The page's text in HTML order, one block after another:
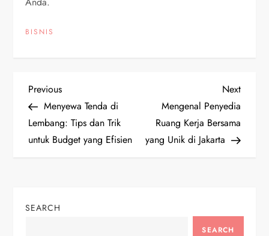
BISNIS
P
o
s
n
Previous
Post
Previous
Menyewa Tenda di
Lembang: Tips dan Trik
untuk Budget yang Efisien
Next
Post
Next
Mengenal Penyedia
Ruang Kerja Bersama
yang Unik di Jakarta
SEARCH
SEARCH